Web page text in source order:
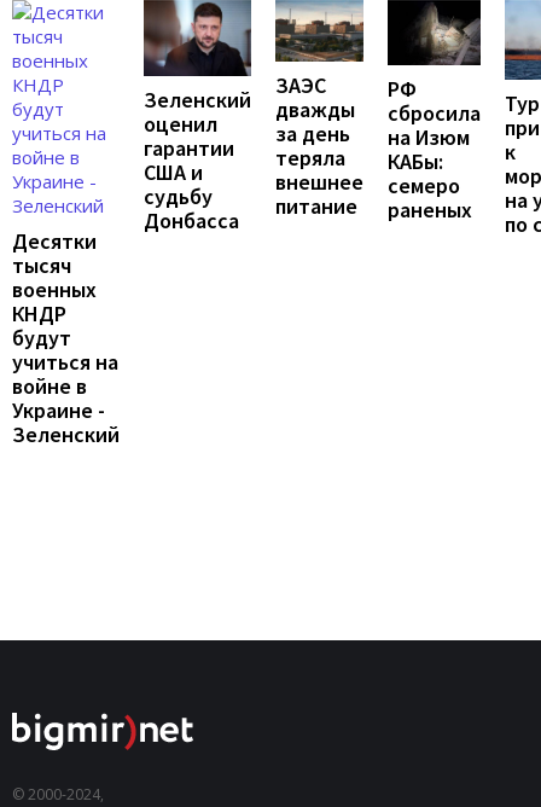
Десятки
тысяч
военных
КНДР
будут
учиться на
войне в
Украине -
Зеленский
Зеленский
оценил
гарантии
США и
судьбу
Донбасса
ЗАЭС
дважды
за день
теряла
внешнее
питание
РФ
сбросила
на Изюм
КАБы:
семеро
раненых
к
на
по
© 2000-2024,